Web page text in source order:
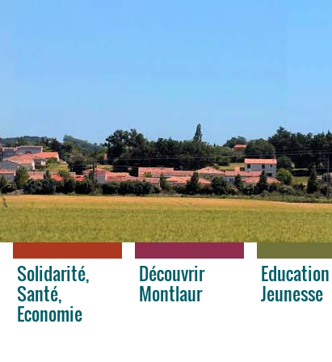
Solidarité,
Santé,
Economie
Découvrir
Montlaur Jeunesse